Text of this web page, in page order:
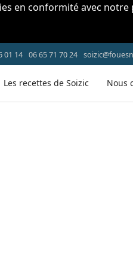
en conformité avec
01 14 06 65 71 70 24
Les recettes de Soizic Nous